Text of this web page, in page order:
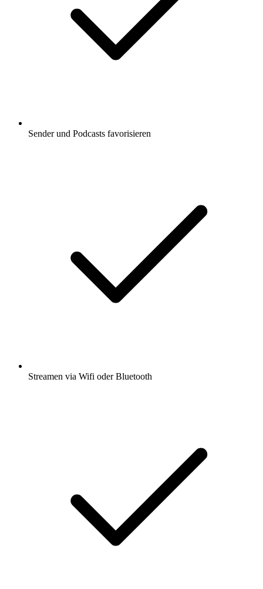
Sender und Podcasts favorisieren
Streamen via Wifi oder Bluetooth